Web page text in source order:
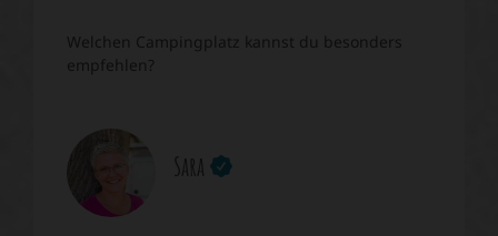
Welchen Campingplatz kannst du besonders
empfehlen?
Sara